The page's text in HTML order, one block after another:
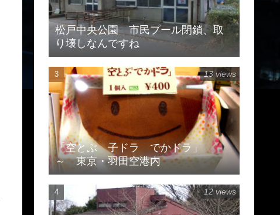
松戸中央公園 市民プール閉鎖、取
り壊しなんですね
「空とぶ 子ドラ でかドラ」
～ 東京・羽田空港内
13 views
12 views